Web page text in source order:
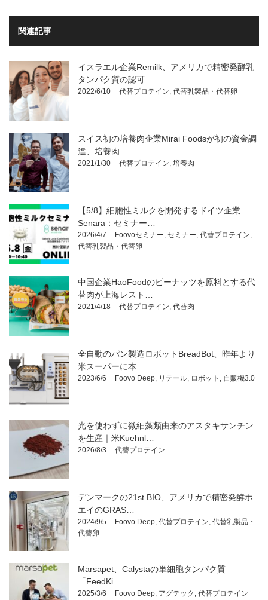
関連記事
イスラエル企業Remilk、アメリカで精密発酵乳
タンパク質の認可…
2022/6/10 代替プロテイン 代替乳製品・代替卵
スイス初の培養肉企業Mirai Foodsが初の資金調
達、培養肉…
2021/1/30 代替プロテイン 培養肉
【5/8】細胞性ミルクを開発するドイツ企業
Senara：セミナー…
2026/4/7 Foovoセミナー セミナー 代替プロテイン
代替乳製品・代替卵
中国企業HaoFoodのピーナッツを原料とする代
替肉が上海レスト…
2021/4/18 代替プロテイン 代替肉
全自動のパン製造ロボットBreadBot、昨年より
米スーパーに本…
2023/6/6 Foovo Deep リテール ロボット 自販機3.0
光を使わずに微細藻類由来のアスタキサンチン
を生産｜米Kuehnl…
2026/8/3 代替プロテイン
デンマークの21st.BIO、アメリカで精密発酵ホ
エイのGRAS…
2024/9/5 Foovo Deep 代替プロテイン 代替乳製品・
代替卵
Marsapet、Calystaの単細胞タンパク質
「FeedKi…
2025/3/6 Foovo Deep アグテック 代替プロテイン